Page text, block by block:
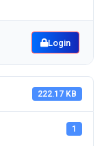
Login
222.17 KB
1